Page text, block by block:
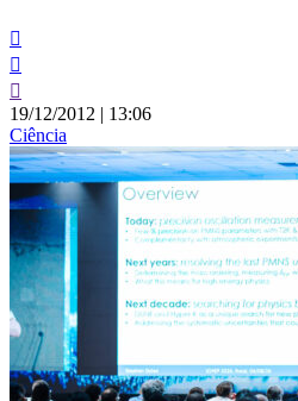
19/12/2012 | 13:06
Ciência